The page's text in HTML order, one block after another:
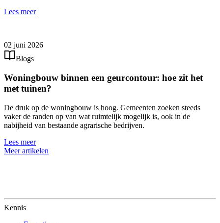
Lees meer
02 juni 2026
Blogs
Woningbouw binnen een geurcontour: hoe zit het
met tuinen?
De druk op de woningbouw is hoog. Gemeenten zoeken steeds
vaker de randen op van wat ruimtelijk mogelijk is, ook in de
nabijheid van bestaande agrarische bedrijven.
Lees meer
Meer artikelen
Kennis